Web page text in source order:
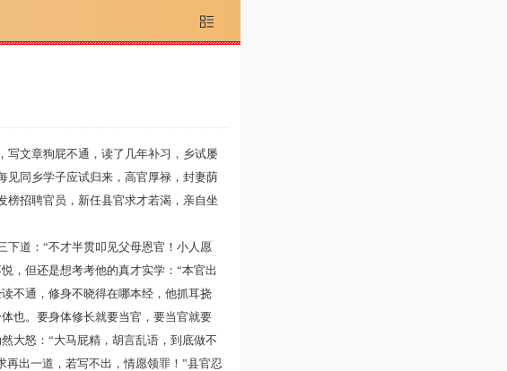

文章狗屁不通，读了几年补习，乡试屡
见同乡学子应试归来，高官厚禄，封妻荫
榜招聘官员，新任县官求才若渴，亲自坐
道：“不才半贯叩见父母恩官！小人愿
，但还是想考考他的真才实学：“本官出
不通，修身不晓得在哪本经，他抓耳挠
也。要身体修长就要当官，要当官就要
大怒：“大马屁精，胡言乱语，到底做不
出一道，若写不出，情愿领罪！”县官忍